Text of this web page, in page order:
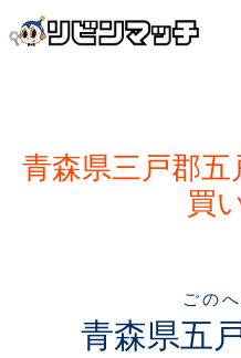
青森県三戸郡五
買
青森県五
ごの